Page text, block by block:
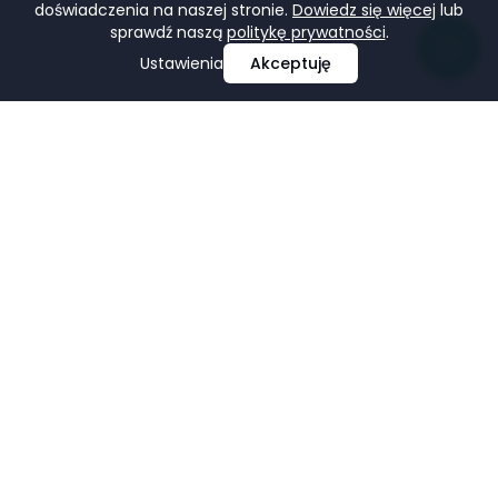
doświadczenia na naszej stronie. Dowiedz się więcej lub
sprawdź naszą politykę prywatności.
Ustawienia
Akceptuję